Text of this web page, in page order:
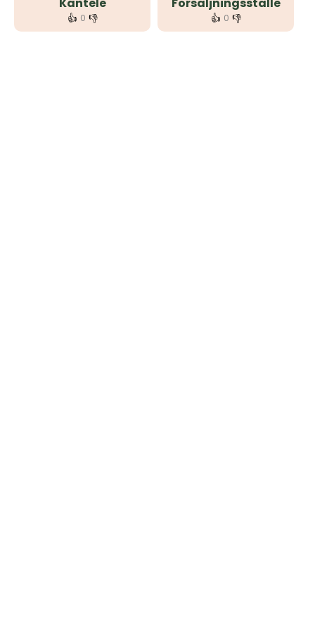
👍 0 👎 👍 0 👎